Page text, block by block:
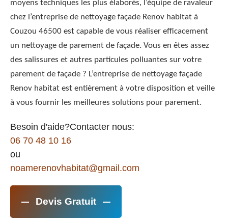
moyens techniques les plus élaborés, l’équipe de ravaleur
chez l’entreprise de nettoyage façade Renov habitat à
Couzou 46500 est capable de vous réaliser efficacement
un nettoyage de parement de façade. Vous en êtes assez
des salissures et autres particules polluantes sur votre
parement de façade ? L’entreprise de nettoyage façade
Renov habitat est entièrement à votre disposition et veille
à vous fournir les meilleures solutions pour parement.
Besoin d'aide?Contacter nous:
06 70 48 10 16
ou
noamerenovhabitat@gmail.com
Devis Gratuit